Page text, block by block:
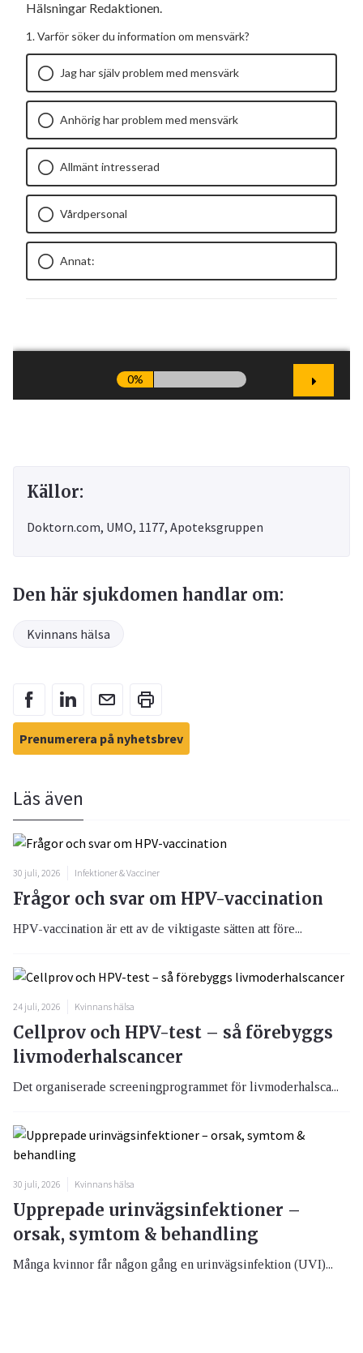
Källor:
Doktorn.com, UMO, 1177, Apoteksgruppen
Den här sjukdomen handlar om:
Kvinnans hälsa
Prenumerera på nyhetsbrev
Läs även
30 juli, 2026 Infektioner & Vacciner
Frågor och svar om HPV-vaccination
HPV-vaccination är ett av de viktigaste sätten att före...
24 juli, 2026 Kvinnans hälsa
Cellprov och HPV-test – så förebyggs
livmoderhalscancer
Det organiserade screeningprogrammet för livmoderhalsca...
30 juli, 2026 Kvinnans hälsa
Upprepade urinvägsinfektioner –
orsak, symtom & behandling
Många kvinnor får någon gång en urinvägsinfektion (UVI)...